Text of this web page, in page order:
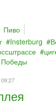
Пиво
Insterburg